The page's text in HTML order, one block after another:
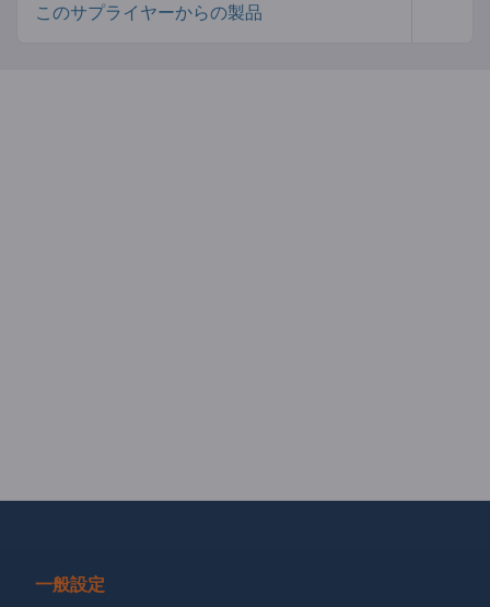
このサプライヤーからの製品
一般設定